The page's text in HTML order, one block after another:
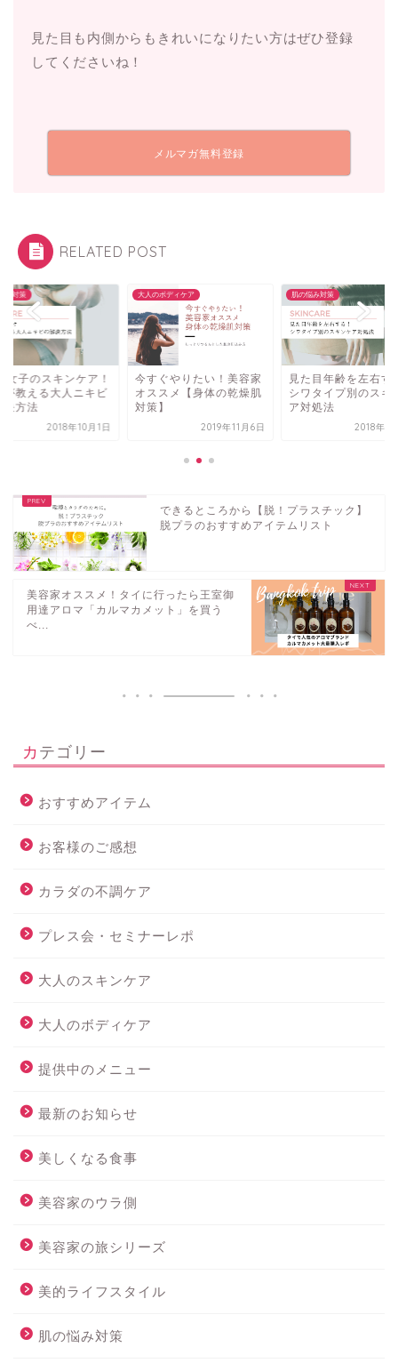
見た目も内側からもきれいになりたい方はぜひ登録
してくださいね！
メルマガ無料登録
RELATED POST
ボディケア
ぐやりたい！美容家
スメ【身体の乾燥肌
】
2019年11月6日
肌の悩み対策
見た目年齢を左右する！
シワタイプ別のスキンケ
ア対処法
2018年11月7日
肌の悩み対策
30代女子のスキンケ
プロが教える大人ニ
の解決方法
2018年10
できるところから【脱！プラスチック】
脱プラのおすすめアイテムリスト
美容家オススメ！タイに行ったら王室御
用達アロマ「カルマカメット」を買う
べ...
カテゴリー
おすすめアイテム
お客様のご感想
カラダの不調ケア
プレス会・セミナーレポ
大人のスキンケア
大人のボディケア
提供中のメニュー
最新のお知らせ
美しくなる食事
美容家のウラ側
美容家の旅シリーズ
美的ライフスタイル
肌の悩み対策